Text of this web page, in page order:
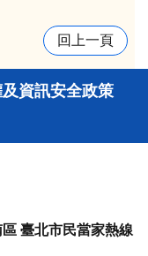
回上一頁
及資訊安全政策
臺北市民當家熱線